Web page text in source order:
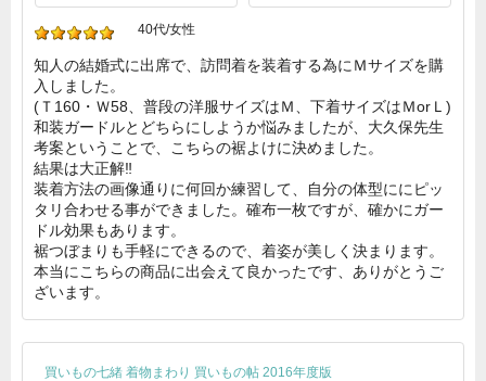
40代/女性
知人の結婚式に出席で、訪問着を装着する為にＭサイズを購
入しました。
(Ｔ160・Ｗ58、普段の洋服サイズはＭ、下着サイズはＭorＬ)
和装ガードルとどちらにしようか悩みましたが、大久保先生
考案ということで、こちらの裾よけに決めました。
結果は大正解‼️
装着方法の画像通りに何回か練習して、自分の体型ににピッ
タリ合わせる事ができました。確布一枚ですが、確かにガー
ドル効果もあります。
裾つぼまりも手軽にできるので、着姿が美しく決まります。
本当にこちらの商品に出会えて良かったです、ありがとうご
ざいます。
買いもの七緒 着物まわり 買いもの帖 2016年度版